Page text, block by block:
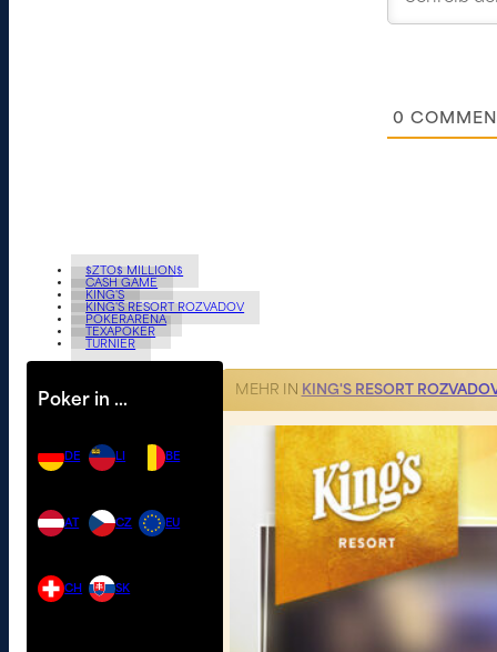
0
$ZTO$ MILLION$
CASH GAME
KING'S
KING'S RESORT ROZVADOV
POKERARENA
TEXAPOKER
TURNIER
Poker in …
DE
AT
CH
LI
CZ
SK
BE
EU
MEHR IN KING'S RESORT